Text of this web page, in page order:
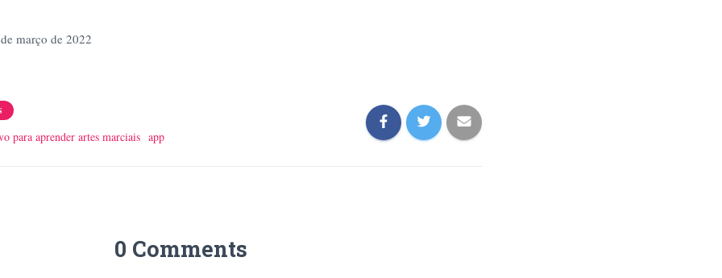
março de 2022
para aprender artes marciais app
0 Comments